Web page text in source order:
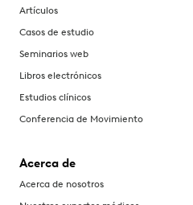
Artículos
Casos de estudio
Seminarios web
Libros electrónicos
Estudios clínicos
Conferencia de Movimiento
Acerca de
Acerca de nosotros